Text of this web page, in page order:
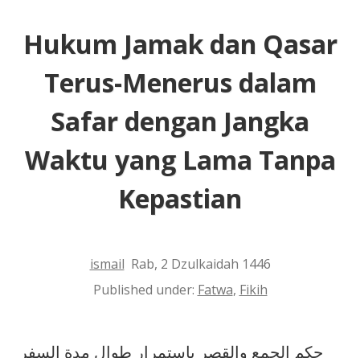
Hukum Jamak dan Qasar
Terus-Menerus dalam
Safar dengan Jangka
Waktu yang Lama Tanpa
Kepastian
ismail Rab, 2 Dzulkaidah 1446
Published under: Fatwa, Fikih
حكم الجمع والقصر باستمرار طوال مدة السفر